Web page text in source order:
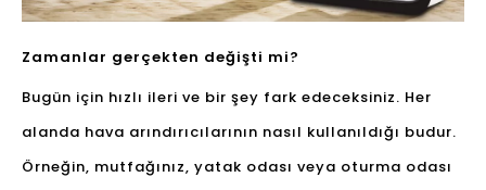
Zamanlar gerçekten değişti mi?
Bugün için hızlı ileri ve bir şey fark edeceksiniz. Her
alanda hava arındırıcılarının nasıl kullanıldığı budur.
Örneğin, mutfağınız, yatak odası veya oturma odası